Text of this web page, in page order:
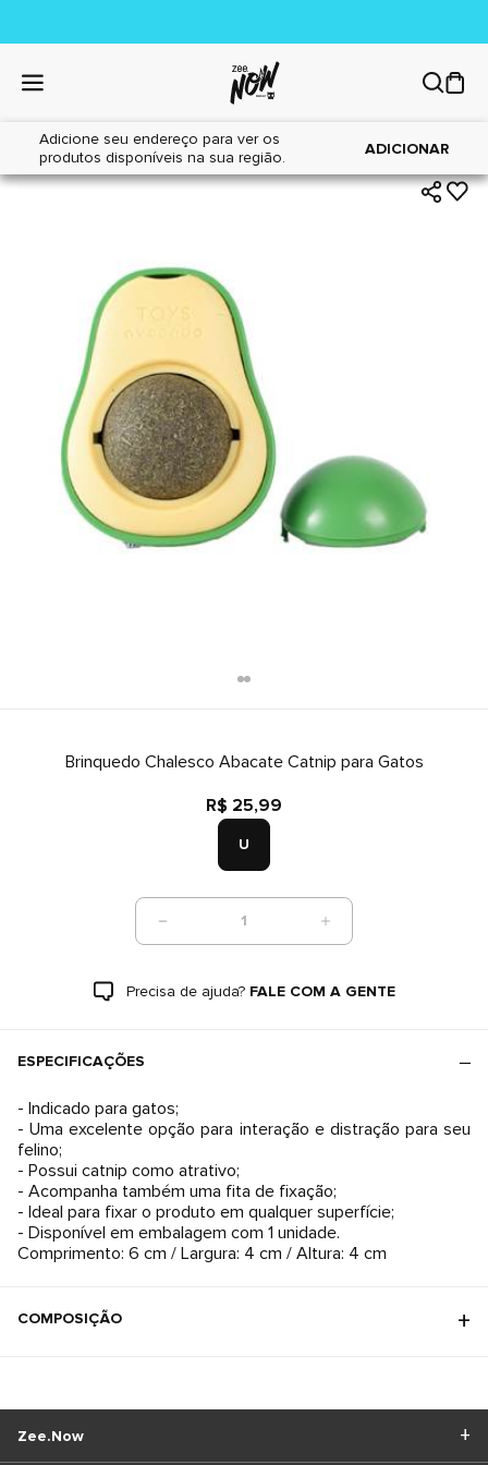
Adicione seu endereço para ver os
produtos disponíveis na sua região.
ADICIONAR
Home|Gatos|Brinquedos
Brinquedo Chalesco Abacate Catnip para Gatos
R$ 25,99
U
1
Precisa de ajuda? FALE COM A GENTE
ESPECIFICAÇÕES
- Indicado para gatos;
- Uma excelente opção para interação e distração para seu
felino;
- Possui catnip como atrativo;
- Acompanha também uma fita de fixação;
- Ideal para fixar o produto em qualquer superfície;
- Disponível em embalagem com 1 unidade.
Comprimento: 6 cm / Largura: 4 cm / Altura: 4 cm
COMPOSIÇÃO
Zee.Now